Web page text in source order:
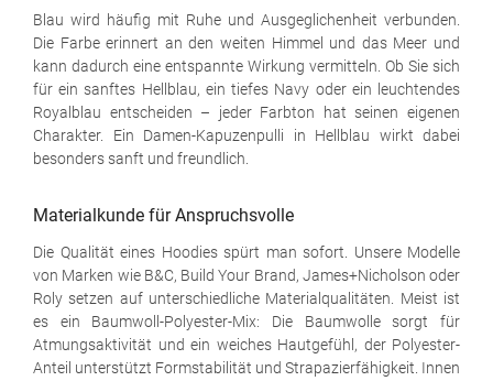
Blau wird häufig mit Ruhe und Ausgeglichenheit verbunden.
Die Farbe erinnert an den weiten Himmel und das Meer und
kann dadurch eine entspannte Wirkung vermitteln. Ob Sie sich
für ein sanftes Hellblau, ein tiefes Navy oder ein leuchtendes
Royalblau entscheiden – jeder Farbton hat seinen eigenen
Charakter. Ein Damen-Kapuzenpulli in Hellblau wirkt dabei
besonders sanft und freundlich.
Materialkunde für Anspruchsvolle
Die Qualität eines Hoodies spürt man sofort. Unsere Modelle
von Marken wie B&C, Build Your Brand, James+Nicholson oder
Roly setzen auf unterschiedliche Materialqualitäten. Meist ist
es ein Baumwoll-Polyester-Mix: Die Baumwolle sorgt für
Atmungsaktivität und ein weiches Hautgefühl, der Polyester-
Anteil unterstützt Formstabilität und Strapazierfähigkeit. Innen